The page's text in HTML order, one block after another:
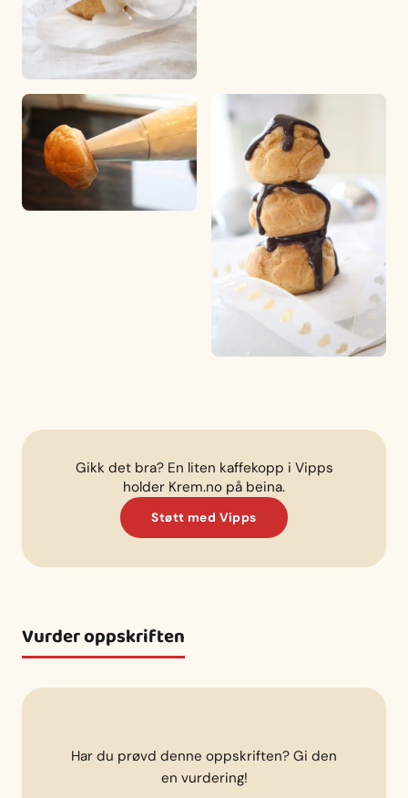
Gikk det bra? En liten kaffekopp i Vipps
holder Krem.no på beina.
Støtt med Vipps
Vurder oppskriften
Har du prøvd denne oppskriften? Gi den
en vurdering!